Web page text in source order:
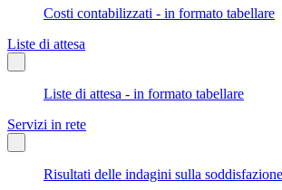
Costi contabilizzati - in formato tabellare
Liste di attesa
Liste di attesa - in formato tabellare
Servizi in rete
Risultati delle indagini sulla